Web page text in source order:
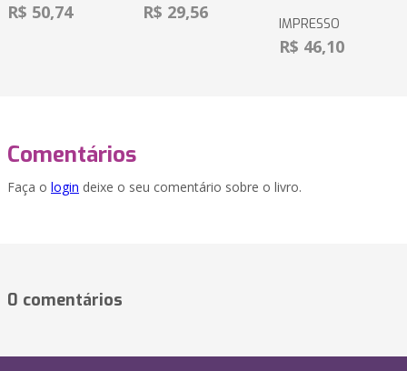
R$ 50,74 R$ 29,56
IMPRESSO
R$ 46,10
Comentários
Faça o login deixe o seu comentário sobre o livro.
0 comentários